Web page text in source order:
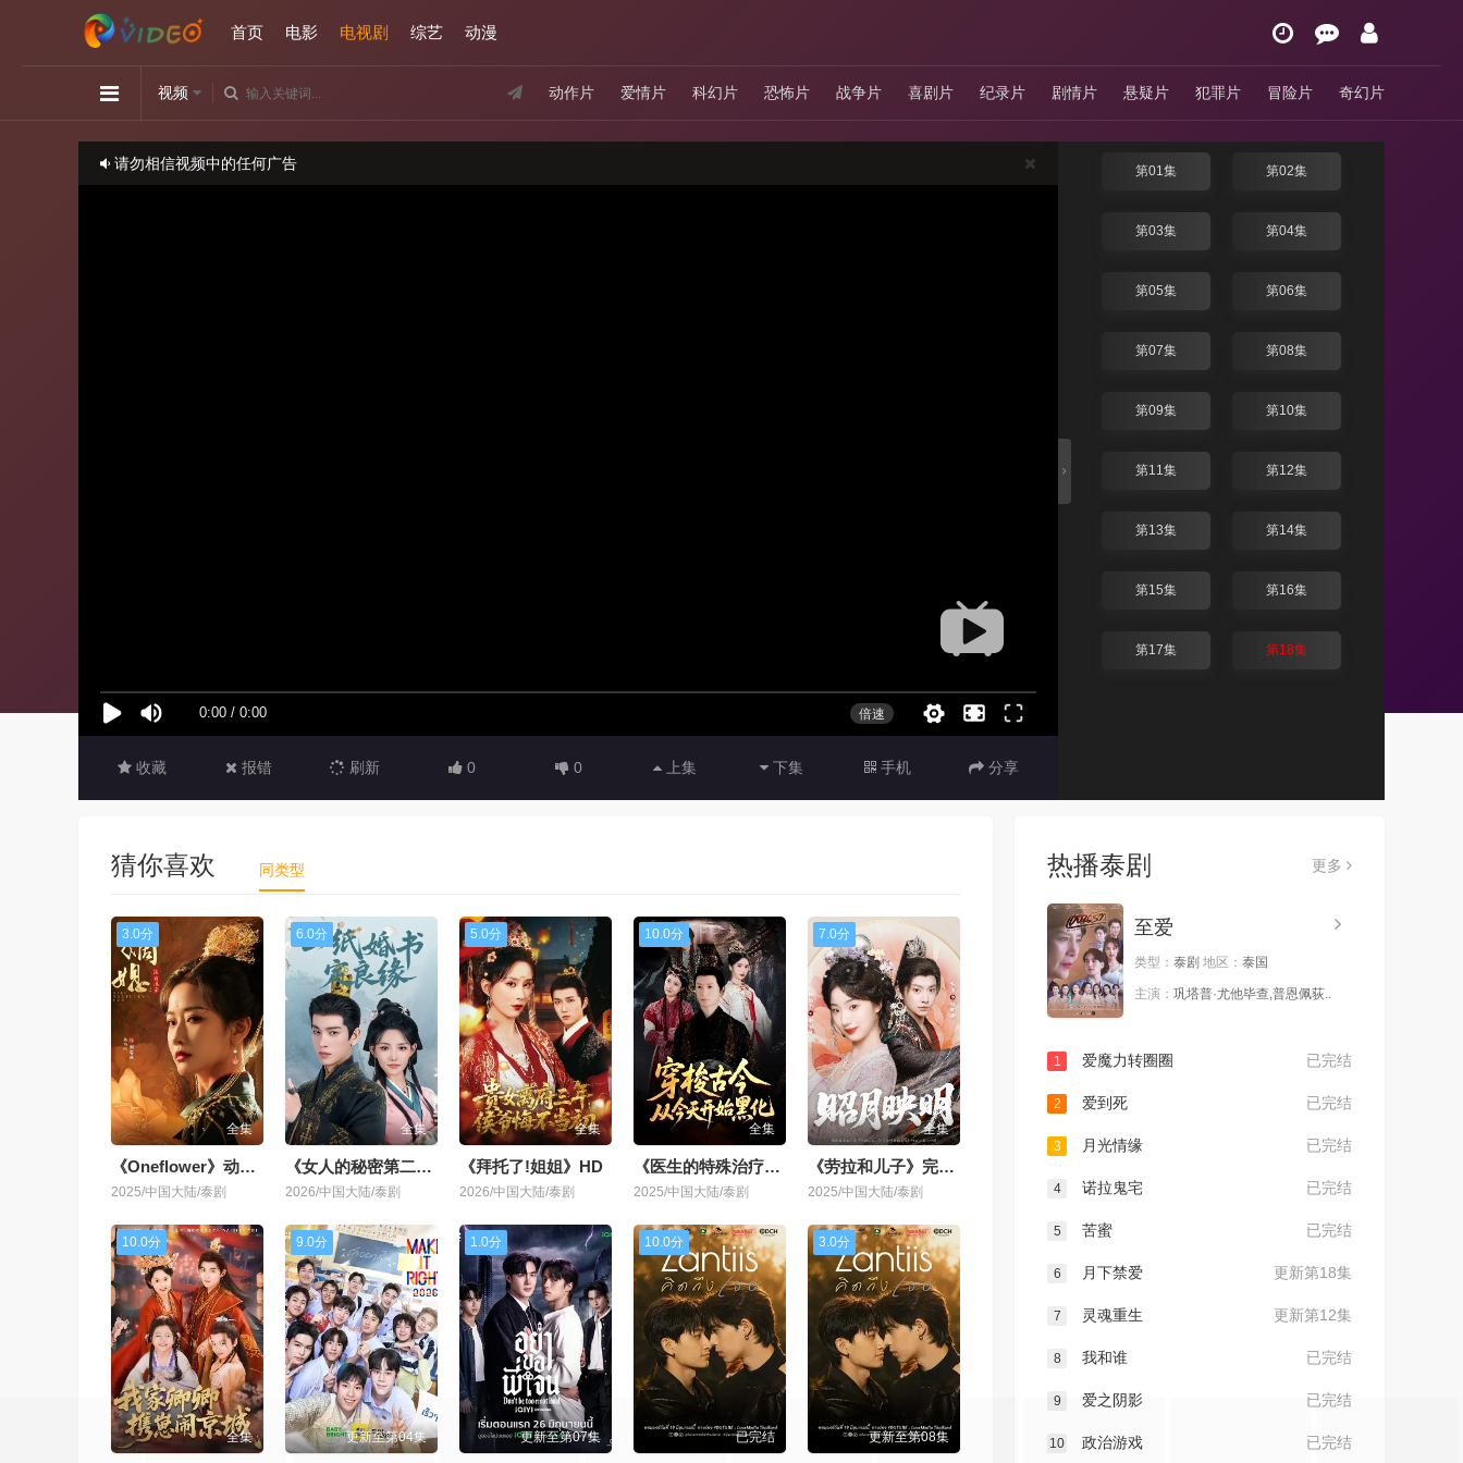
首页 电影 电视剧 综艺 动漫
动作片 爱情片 科幻片 恐怖片 战争片 喜剧片 纪录片 剧情片 悬疑片 犯罪片 冒险片 奇幻片
视频
请勿相信视频中的任何广告
收藏 报错 刷新 0 0 上集 下集 手机 分享
月下禁爱
换线路
4.0分/ 泰剧 / 泰国 / 2024
第01集 第02集
第03集 第04集
第05集 第06集
第07集 第08集
第09集 第10集
第11集 第12集
第13集 第14集
第15集 第16集
第17集 第18集
猜你喜欢 同类型
3.0分
全集
《Oneflower》动漫免费看
2025/中国大陆/泰剧
6.0分
全集
《女人的秘密第二季》日韩剧
2026/中国大陆/泰剧
5.0分
全集
《拜托了!姐姐》HD
2026/中国大陆/泰剧
10.0分
全集
《医生的特殊治疗》1080P
2025/中国大陆/泰剧
7.0分
全集
《劳拉和儿子》完整版
2025/中国大陆/泰剧
10.0分
全集
9.0分
更新至第04集
1.0分
更新至第07集
10.0分
已完结
3.0分
更新至第08集
热播泰剧 更多
至爱
类型： 泰剧 地区： 泰国
主演： 巩塔普·尤他毕查,普恩佩荻..
已完结
1 爱魔力转圈圈
已完结
2 爱到死
已完结
3 月光情缘
已完结
4 诺拉鬼宅
已完结
5 苦蜜
更新第18集
6 月下禁爱
更新第12集
7 灵魂重生
已完结
8 我和谁
已完结
9 爱之阴影
已完结
10 政治游戏